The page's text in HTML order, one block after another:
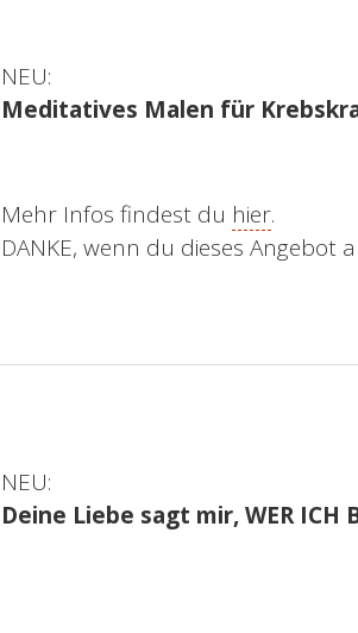
NEU:
Meditatives Malen für
Mehr Infos findest du hier.
DANKE, wenn du dieses Angebot
NEU:
Deine Liebe sagt mir, WER